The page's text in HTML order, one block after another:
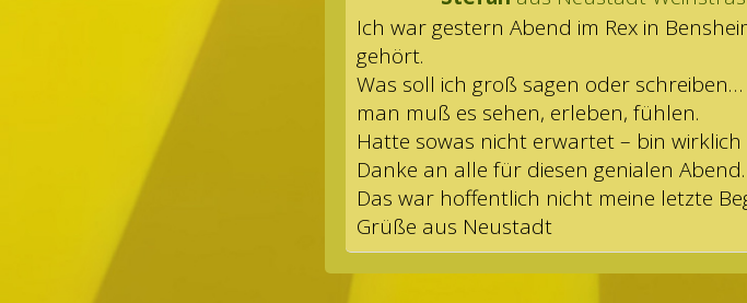
Ich war ges­tern Abend im Rex in
gehört.
Was soll ich groß sagen oder schreiben…
man muß es sehen, erle­ben, fühlen.
Hatte sowas nicht erwar­tet – bin
Danke an alle für die­sen genia­len Abend.
Das war hof­fent­lich nicht meine letzte
Grüße aus Neustadt